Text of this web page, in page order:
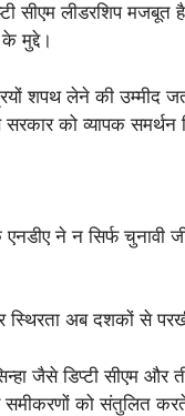
सीएम लीडरशिप
मुद्दे।
शपथ लेने की उम्मीद
सरकार को व्यापक
एनडीए ने न सिर्फ
स्थिरता अब दशकों से
जैसे डिप्टी सीएम और
समीकरणों को संतुलित